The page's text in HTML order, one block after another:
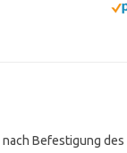
Befestigung des